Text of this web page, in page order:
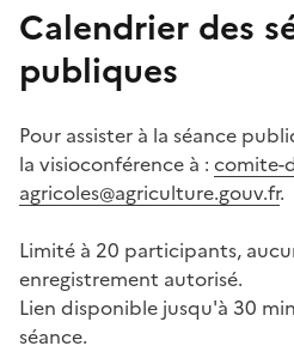
Calendrier des
publiques
Pour assister à la séance
la visioconférence à : comite-
agricoles@agriculture.gouv.fr.
Limité à 20 participants,
enregistrement autorisé.
Lien disponible jusqu'à 30
séance.